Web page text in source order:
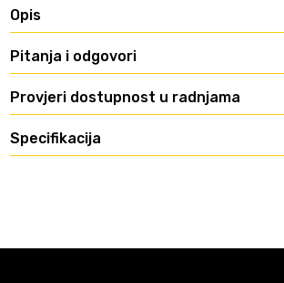
Opis
Pitanja i odgovori
Provjeri dostupnost u radnjama
Specifikacija